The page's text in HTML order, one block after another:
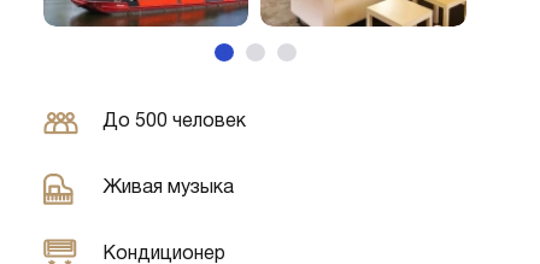
До 500 человек
Живая музыка
Кондиционер